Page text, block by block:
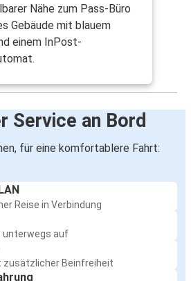
Nähe zum Pass-Büro
Gebäude mit blauem
einem InPost-
Service an Bord
für eine komfortablere Fahrt:
Reise in Verbindung
unterwegs auf
zusätzlicher Beinfreiheit